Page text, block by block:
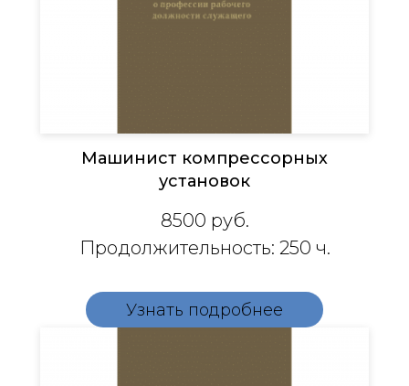
Машинист компрессорных
установок​​​​​​​​​​​​​
8500 руб.
Продолжительность: 250 ч.
Узнать подробнее